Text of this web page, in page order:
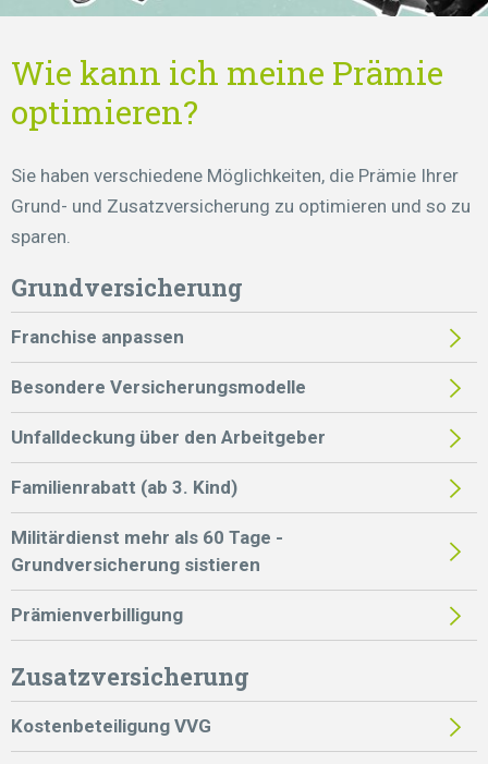
Wie kann ich meine Prämie
optimieren?
Sie haben verschiedene Möglichkeiten, die Prämie Ihrer
Grund- und Zusatzversicherung zu optimieren und so zu
sparen.
Grundversicherung
Franchise anpassen
Besondere Versicherungsmodelle
Unfalldeckung über den Arbeitgeber
Familienrabatt (ab 3. Kind)
Militärdienst mehr als 60 Tage -
Grundversicherung sistieren
Prämienverbilligung
Zusatzversicherung
Kostenbeteiligung VVG